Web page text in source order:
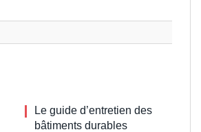
Le guide d’entretien des
bâtiments durables